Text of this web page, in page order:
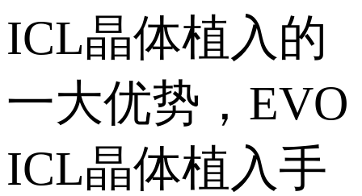
ICL晶体植入的
一大优势，EVO
ICL晶体植入手